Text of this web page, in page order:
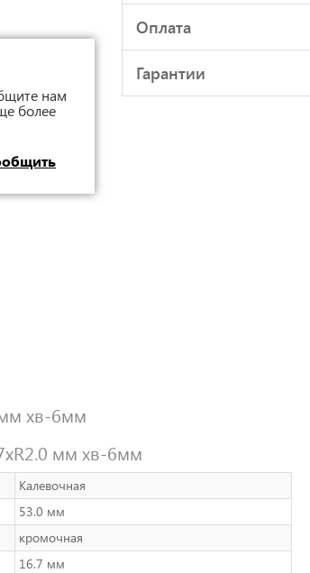
нам
более
Оплата
Гарантии
хв-6мм
мм хв-6мм
Калевочная
53.0 мм
кромочная
16.7 мм